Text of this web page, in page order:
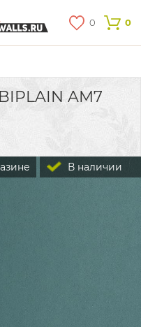
0 0
AM7
В наличии